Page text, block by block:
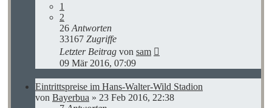
1
2
26 Antworten
33167 Zugriffe
Letzter Beitrag von sam
09 Mär 2016, 07:09
Eintrittspreise im Hans-Walter-Wild Stadion
von Bayerbua » 23 Feb 2016, 22:38